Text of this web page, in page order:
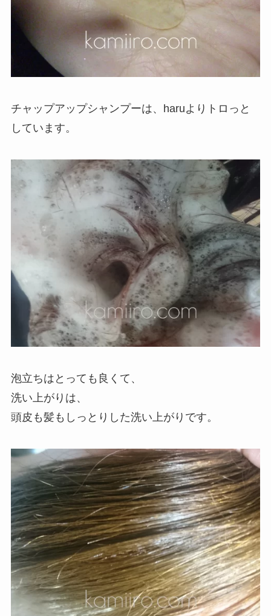
チャップアップシャンプーは、haruよりトロっと
しています。
泡立ちはとっても良くて、
洗い上がりは、
頭皮も髪もしっとりした洗い上がりです。